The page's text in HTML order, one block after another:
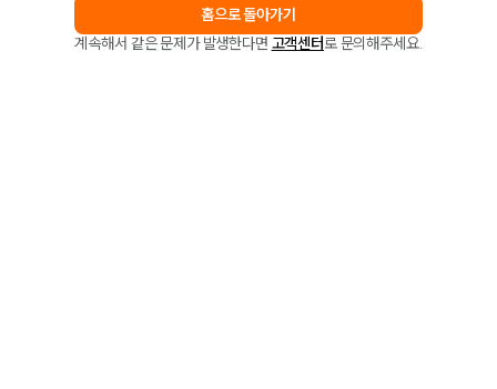
홈으로 돌아가기
계속해서 같은 문제가 발생한다면 고객센터로 문의해주세요.